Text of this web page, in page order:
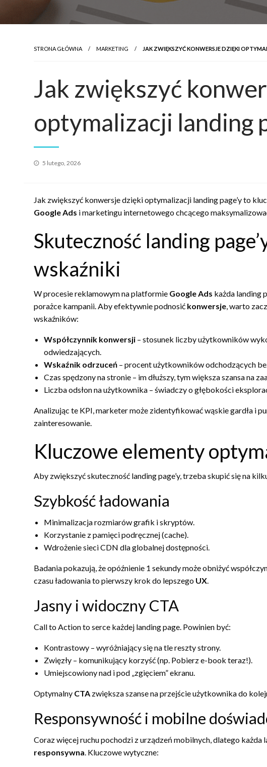
STRONA GŁÓWNA MARKETING JAK ZWIĘKSZYĆ KONWERSJE DZIĘKI
Jak zwiększyć
optymalizacji landing
Opublikowane
5 lutego, 2026
Jak zwiększyć konwersje dzięki optymalizacji landing page’y to
Google Ads i marketingu internetowego chcącego
Skuteczność landing
wskaźniki
W procesie reklamowym na platformie Google Ads każda landing
porażce kampanii. Aby efektywnie podnosić konwersje, warto
wskaźników:
Współczynnik konwersji – stosunek liczby użytkowników
odwiedzających.
Wskaźnik odrzuceń – procent użytkowników odchodzących
Czas spędzony na stronie – im dłuższy, tym większa szansa na
Liczba odsłon na użytkownika – świadczy o głębokości
Analizując te KPI, marketer może zidentyfikować wąskie gardła i
zainteresowanie.
Kluczowe elementy
Aby zwiększyć skuteczność landing page’y, trzeba skupić się na
Szybkość ładowania
Minimalizacja rozmiarów grafik i skryptów.
Korzystanie z pamięci podręcznej (cache).
Wdrożenie sieci CDN dla globalnej dostępności.
Badania pokazują, że opóźnienie 1 sekundy może obniżyć
czasu ładowania to pierwszy krok do lepszego UX.
Jasny i widoczny CTA
Call to Action to serce każdej landing page. Powinien być:
Kontrastowy – wyróżniający się na tle reszty strony.
Zwięzły – komunikujący korzyść (np. Pobierz e-book teraz!).
Umiejscowiony nad i pod „zgięciem” ekranu.
Optymalny CTA zwiększa szanse na przejście użytkownika do
Responsywność i mobilne
Coraz więcej ruchu pochodzi z urządzeń mobilnych, dlatego każda
responsywna. Kluczowe wytyczne: